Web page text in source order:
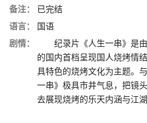
备注：
已完结
语言：
国语
剧情：
纪录片《人生一串》是由
的国内首档呈现国人烧烤情
具特色的烧烤文化为主题。
一串》极具市井气息，把镜
去展现烧烤的乐天内涵与江